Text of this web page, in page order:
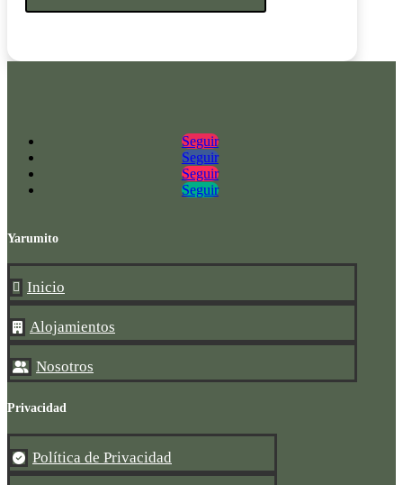
Seguir
Seguir
Seguir
Seguir
Yarumito
 Inicio
 Alojamientos
 Nosotros
Privacidad
 Política de Privacidad